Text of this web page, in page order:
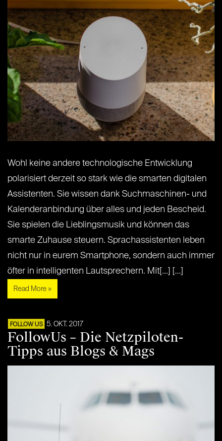
Wohl keine andere technologische Entwicklung
polarisiert derzeit so stark wie die smarten digitalen
Assistenten. Sie wissen dank Suchmaschinen- und
Kalenderanbindung über alles und jeden Bescheid.
Sie spielen die Lieblingsmusik und können das
smarte Zuhause steuern. Sprachassistenten leben
nicht nur in eurem Smartphone, sondern auch immer
öfter in intelligenten Lautsprechern. Mit[...] [...]
Read More »
FOLLOW US 5. OKT. 2017
FollowUs – Die Netzpiloten-
Tipps aus Blogs & Mags